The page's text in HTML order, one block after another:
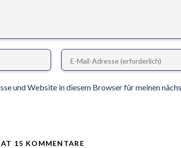
und Website in diesem Browser für meinen
15 KOMMENTARE